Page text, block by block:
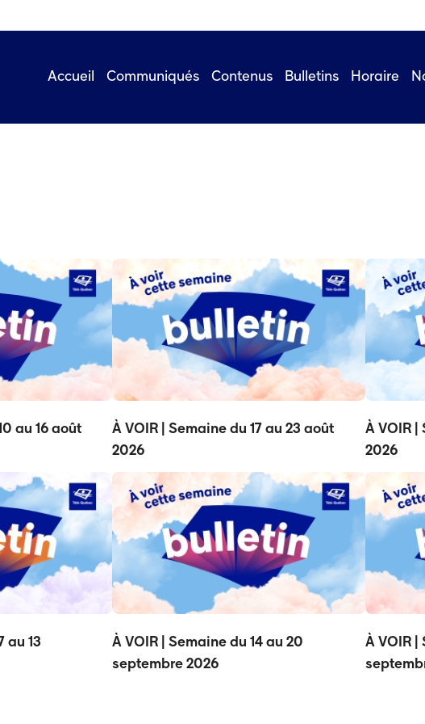
Accueil Communiqués Contenus Bulletins Horaire
au 16 août
À VOIR | Semaine du 17 au 23 août
2026
À VOIR |
2026
au 13
À VOIR | Semaine du 14 au 20
septembre 2026
À VOIR |